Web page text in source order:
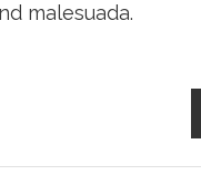
malesuada.